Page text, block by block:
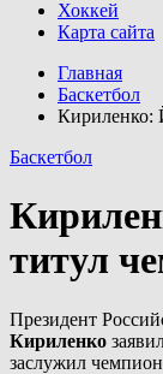
Хоккей
Карта сайта
Главная
Баскетбол
Кириленко:
Баскетбол
титул
Президент
Кириленко
заслужил